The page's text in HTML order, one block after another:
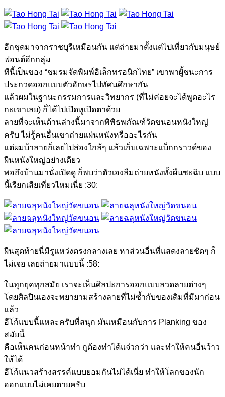
อีกชุดมาจากราชบุรีเหมือนกัน แต่ถ่ายมาตั้งแต่ไปเที่ยวกับมนุษย์
ฟอนต์อีกกลุ่ม
ทีนี้เป็นของ “ชมรมจัดพิมพ์อิเล็กทรอนิกไทย” เขาพาผูั้ชนะการ
ประกวดออกแบบตัวอักษรไปทัศนศึกษากัน
แล้วผมในฐานะกรรมการและวิทยากร (ที่ไม่ค่อยจะได้พูดอะไร
กะเขาเลย) ก็ได้ไปเปิดหูเปิดตาด้วย
ลายที่จะเห็นด้านล่างนี้มาจากพิพิธพภัณฑ์วัดขนอนหนังใหญ่
ครับ ไม่รู้คนอื่นเขาถ่ายแผ่นหนังหรืออะไรกัน
แต่ผมบ้าลายก็เลยไปส่องใกล้ๆ แล้วเก็บเฉพาะแบ็กกราวด์ของ
ผืนหนังใหญ่อย่างเดียว
พอถึงบ้านมานั่งเปิดดู ก็พบว่าตัวเองลืมถ่ายหนังทั้งผืนซะฉิบ แบบ
นี้เรียกเสียเที่ยวไหมเนี่ย :30:
ผืนสุดท้ายนี่มีรูแหว่งตรงกลางเลย หาส่วนอื่นที่แสดงลายชัดๆ ก็
ไม่เจอ เลยถ่ายมาแบบนี้ :58:
ในทุกยุคทุกสมัย เราจะเห็นศิลปะการออกแบบลวดลายต่างๆ
โดยศิลปินเองจะพยายามสร้างลายที่ไม่ซ้ำกับของเดิมที่มีมาก่อน
แล้ว
อีโก้แบบนี้แหละครับที่สนุก มันเหมือนกับการ Planking ของ
สมัยนี้
คือเห็นคนก่อนหน้าทำ กูต้องทำได้แจ๋วกว่า และทำให้คนอื่นว้าว
ให้ได้
อีโก้แนวสร้างสรรค์แบบยอมกันไม่ได้เนี่ย ทำให้โลกของนัก
ออกแบบไม่เคยตายครับ